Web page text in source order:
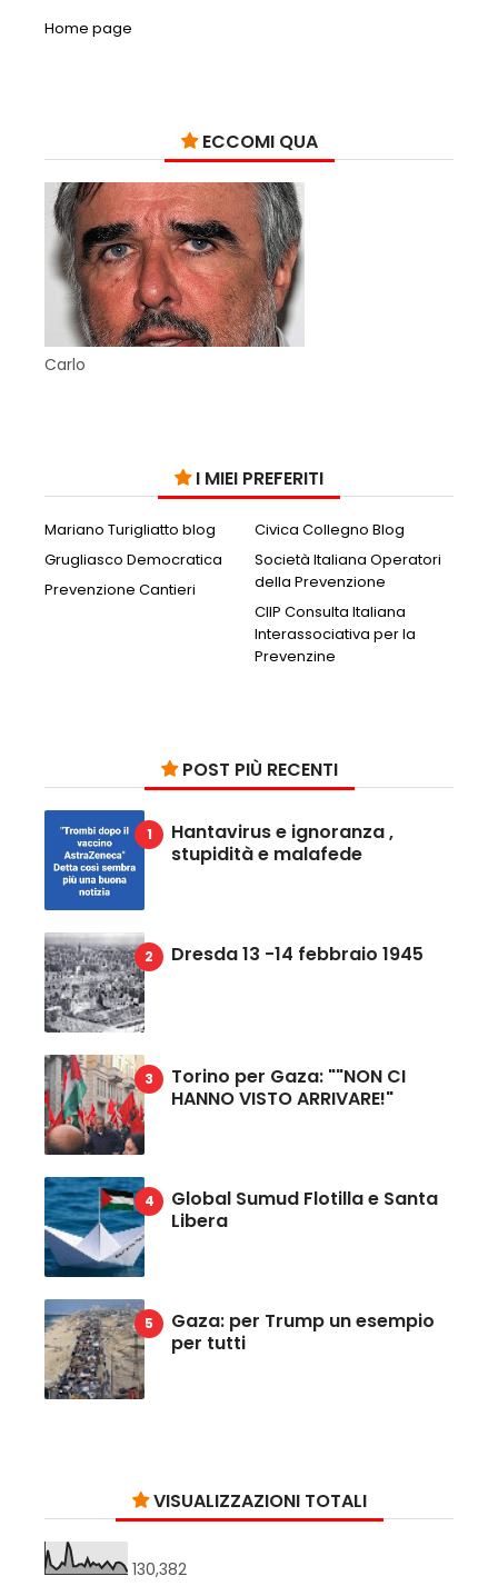
Home page
ECCOMI QUA
Carlo
I MIEI PREFERITI
Mariano Turigliatto blog
Civica Collegno Blog
Grugliasco Democratica
Società Italiana Operatori
della Prevenzione
Prevenzione Cantieri
CIIP Consulta Italiana
Interassociativa per la
Prevenzine
POST PIÙ RECENTI
Hantavirus e ignoranza ,
stupidità e malafede
Dresda 13 -14 febbraio 1945
Torino per Gaza: ""NON CI
HANNO VISTO ARRIVARE!"
Global Sumud Flotilla e Santa
Libera
Gaza: per Trump un esempio
per tutti
VISUALIZZAZIONI TOTALI
130,382